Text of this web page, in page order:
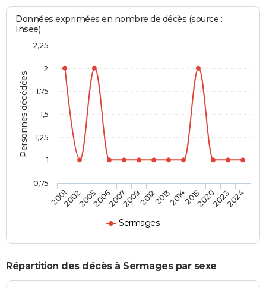
Personnes décédées
Données exprimées en nombre de décès (source :
Insee)
Sermages
2001200220052006200720092012201320142015202020232024
0,75
1
1,25
1,5
1,75
2
2,25
Répartition des décès à Sermages par sexe